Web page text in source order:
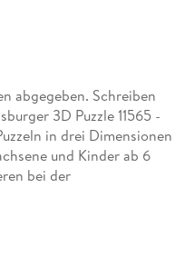
abgegeben. Schreiben
3D Puzzle 11565 -
in drei Dimensionen
und Kinder ab 6
bei der